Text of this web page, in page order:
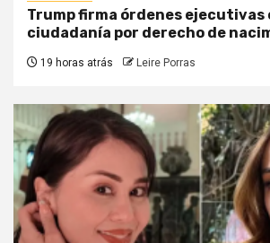
Trump firma órdenes ejecutivas
ciudadanía por derecho de
19 horas atrás Leire Porras